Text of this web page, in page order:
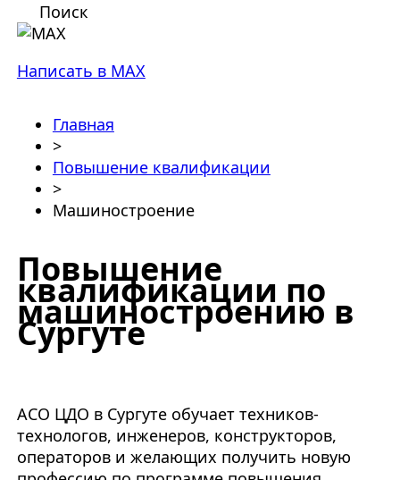
Поиск
Написать в MAX
Главная
>
Повышение квалификации
>
Машиностроение
Повышение
квалификации по
машиностроению в
Сургуте
АСО ЦДО в Сургуте обучает техников-
технологов, инженеров, конструкторов,
операторов и желающих получить новую